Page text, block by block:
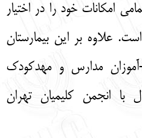
امکانات خود را در اختیار
علاوه بر این بیمارستان
آموزان مدارس و مهدکودک
انجمن کلیمیان تهران